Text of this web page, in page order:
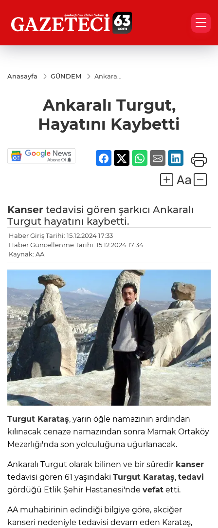
Anasayfa GÜNDEM
Ankaralı
Kaybetti
Ankaralı Turgut,
Hayatını Kaybetti
Kanser tedavisi gören şarkıcı Ankaralı
Turgut hayatını kaybetti.
Haber Giriş Tarihi: 15.12.2024 17:33
Haber Güncellenme Tarihi: 15.12.2024 17:34
Kaynak: AA
Turgut Karataş, yarın öğle namazının ardından
kılınacak cenaze namazından sonra Mamak Ortaköy
Mezarlığı'nda son yolculuğuna uğurlanacak.
Ankaralı Turgut olarak bilinen ve bir süredir kanser
tedavisi gören 61 yaşındaki Turgut Karataş, tedavi
gördüğü Etlik Şehir Hastanesi'nde vefat etti.
AA muhabirinin edindiği bilgiye göre, akciğer
kanseri nedeniyle tedavisi devam eden Karataş,